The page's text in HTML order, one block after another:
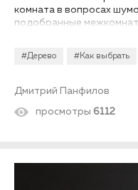
#Дерево #Как выбрать
комната в вопросах
подобранные
Дмитрий Панфилов
просмотры 6112